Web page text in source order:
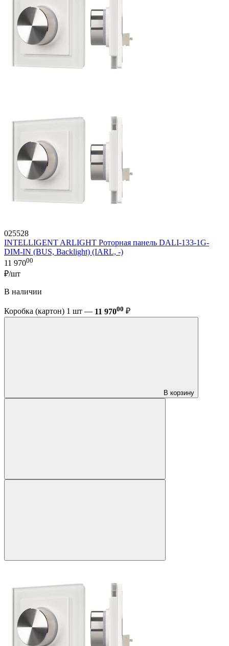
025528
INTELLIGENT ARLIGHT Роторная панель DALI-133-1G-
DIM-IN (BUS, Backlight) (IARL, -)
11 97000
₽/шт
В наличии
Коробка (картон) 1 шт — 11 97000 ₽
В корзину